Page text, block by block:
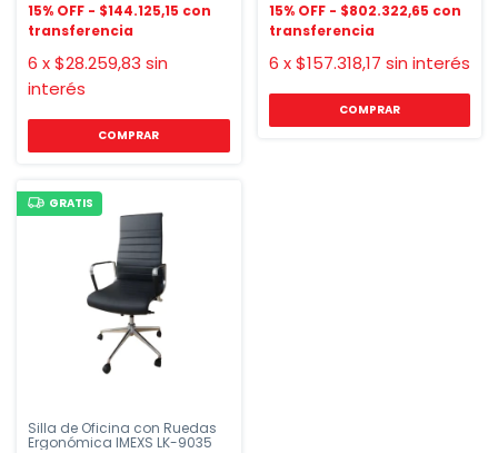
$144.125,15
6 x$28.259,83 sin
interés
$802.322,65
6 x$157.318,17 sin interés
GRATIS
Silla de Oficina con Ruedas
Ergonómica IMEXS LK-9035